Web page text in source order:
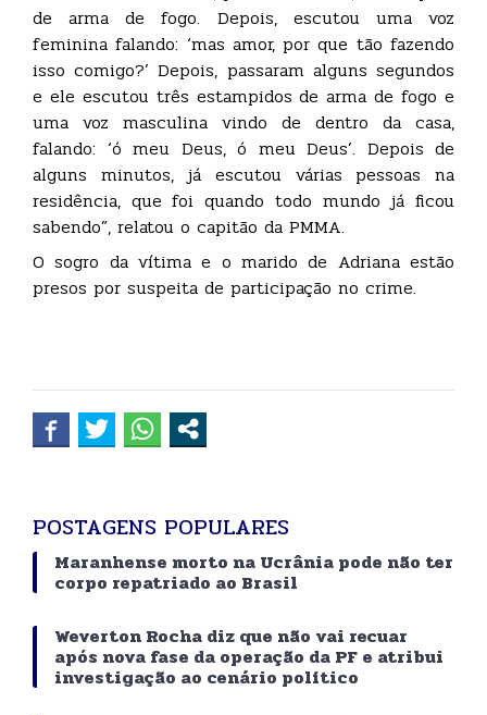
de arma de fogo. Depois, escutou uma voz
feminina falando: ‘mas amor, por que tão fazendo
isso comigo?’ Depois, passaram alguns segundos
e ele escutou três estampidos de arma de fogo e
uma voz masculina vindo de dentro da casa,
falando: ‘ó meu Deus, ó meu Deus’. Depois de
alguns minutos, já escutou várias pessoas na
residência, que foi quando todo mundo já ficou
sabendo”, relatou o capitão da PMMA.
O sogro da vítima e o marido de Adriana estão
presos por suspeita de participação no crime.
POSTAGENS POPULARES
Maranhense morto na Ucrânia pode não ter
corpo repatriado ao Brasil
Weverton Rocha diz que não vai recuar
após nova fase da operação da PF e atribui
investigação ao cenário político